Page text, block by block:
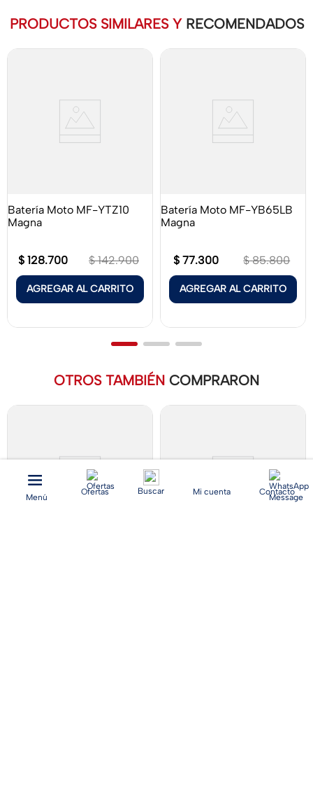
Ofertas Buscar Mi cuenta Contacto
PRODUCTOS SIMILARES Y RECOMENDADOS
Batería Moto MF-YTZ10
Magna
$ 142.900
$ 128.700
AGREGAR AL CARRITO
Batería Moto MF-YB65LB
Magna
$ 85.800
$ 77.300
AGREGAR AL CARRITO
OTROS TAMBIÉN COMPRARON